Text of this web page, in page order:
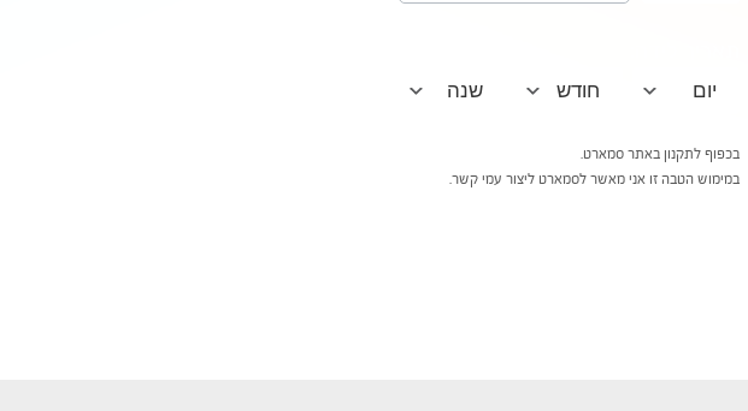
בכפוף לתקנון באתר סמארט.
במימוש הטבה זו אני מאשר לסמארט ליצור עמי קשר.